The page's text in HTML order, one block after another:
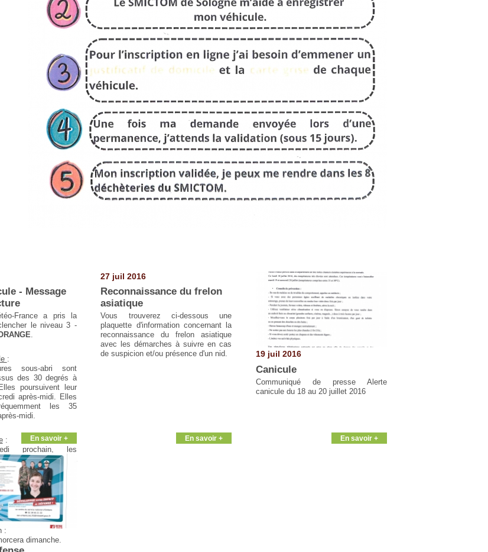
- Message
France a pris la
le niveau 3 -
.
:
sous-abri sont
des 30 degrés à
poursuivent leur
après-midi. Elles
les 35
midi.
:
prochain, les
élevées. La
rarement en
20 degrés alors que
atteintes en fin
des valeurs
35 et 38 degrés.
:
dimanche.
En savoir +
27 juil 2016
Reconnaissance du frelon
asiatique
Vous trouverez ci-dessous une
plaquette d'information concernant la
reconnaissance du frelon asiatique
avec les démarches à suivre en cas
de suspicion et/ou présence d'un nid.
En savoir +
19 juil 2016
Canicule
Communiqué de presse Alerte
canicule du 18 au 20 juillet 2016
En savoir +